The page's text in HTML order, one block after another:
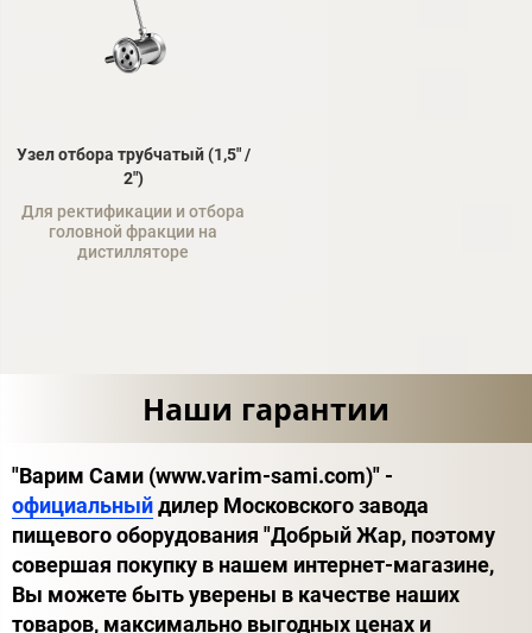
Узел отбора трубчатый (1,5" /
2")
Для ректификации и отбора
головной фракции на
дистилляторе
Наши гарантии
"Варим Сами (www.varim-sami.com)" -
официальныйдилер Московского завода
пищевого оборудования "Добрый Жар, поэтому
совершая покупку в нашем интернет-магазине,
Вы можете быть уверены в качестве наших
товаров, максимально выгодных ценах и